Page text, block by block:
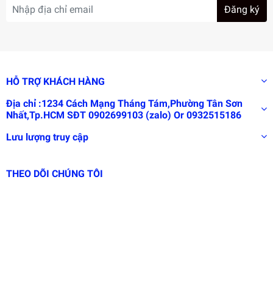
Đăng ký
HỖ TRỢ KHÁCH HÀNG
Địa chỉ :1234 Cách Mạng Tháng Tám,Phường Tân Sơn
Nhất,Tp.HCM SĐT 0902699103 (zalo) Or 0932515186
Lưu lượng truy cập
THEO DÕI CHÚNG TÔI